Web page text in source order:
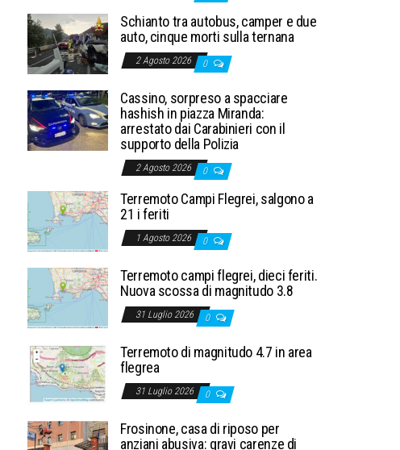
Schianto tra autobus, camper e due
auto, cinque morti sulla ternana
2 Agosto 2026 0
Cassino, sorpreso a spacciare
hashish in piazza Miranda:
arrestato dai Carabinieri con il
supporto della Polizia
2 Agosto 2026 0
Terremoto Campi Flegrei, salgono a
21 i feriti
1 Agosto 2026 0
Terremoto campi flegrei, dieci feriti.
Nuova scossa di magnitudo 3.8
31 Luglio 2026 0
Terremoto di magnitudo 4.7 in area
flegrea
31 Luglio 2026 0
Frosinone, casa di riposo per
anziani abusiva: gravi carenze di